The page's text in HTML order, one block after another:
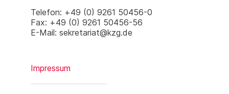
Telefon: +49 (0) 9261 50456-0
Fax: +49 (0) 9261 50456-56
E-Mail: sekretariat@kzg.de
Impressum